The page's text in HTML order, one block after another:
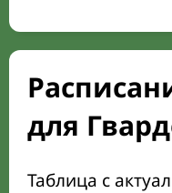
для
Таблица с